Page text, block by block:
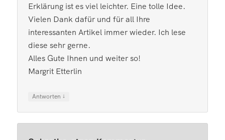
Erklärung ist es viel leichter. Eine tolle Idee.
Vielen Dank dafür und für all Ihre
interessanten Artikel immer wieder. Ich lese
diese sehr gerne.
Alles Gute Ihnen und weiter so!
Margrit Etterlin
Antworten ↓